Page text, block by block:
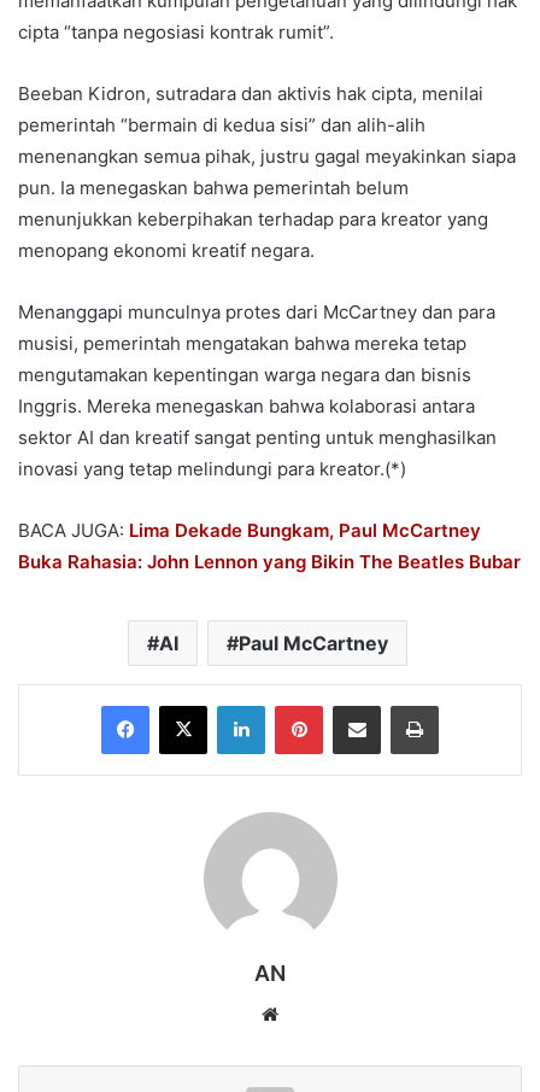
cipta “tanpa negosiasi kontrak rumit”.
Beeban Kidron, sutradara dan aktivis hak cipta, menilai
pemerintah “bermain di kedua sisi” dan alih-alih
menenangkan semua pihak, justru gagal meyakinkan siapa
pun. Ia menegaskan bahwa pemerintah belum
menunjukkan keberpihakan terhadap para kreator yang
menopang ekonomi kreatif negara.
Menanggapi munculnya protes dari McCartney dan para
musisi, pemerintah mengatakan bahwa mereka tetap
mengutamakan kepentingan warga negara dan bisnis
Inggris. Mereka menegaskan bahwa kolaborasi antara
sektor AI dan kreatif sangat penting untuk menghasilkan
inovasi yang tetap melindungi para kreator.(*)
BACA JUGA: Lima Dekade Bungkam, Paul McCartney
Buka Rahasia: John Lennon yang Bikin The Beatles Bubar
AI Paul McCartney
Facebook
X LinkedInPinterestShare via Email Print
AN